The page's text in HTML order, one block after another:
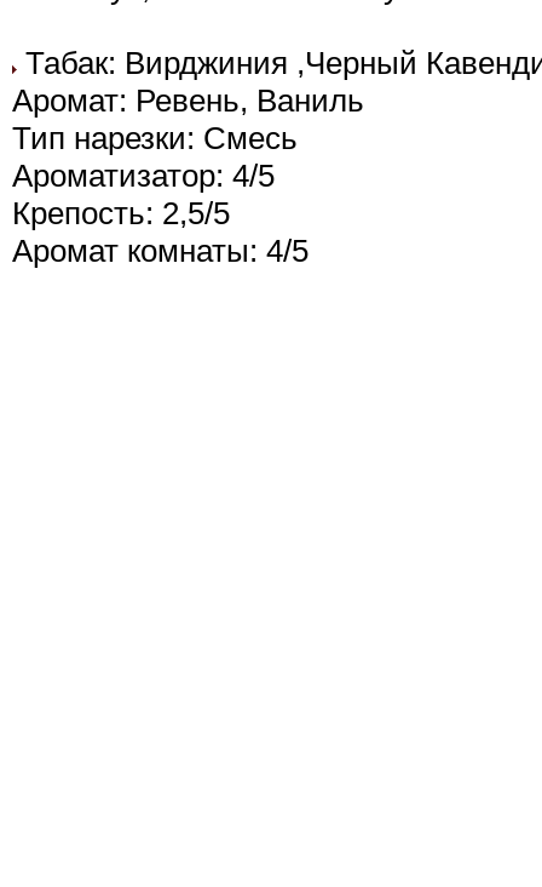
Табак: Вирджиния ,Черный
Аромат: Ревень, Ваниль
Тип нарезки: Смесь
Ароматизатор: 4/5
Крепость: 2,5/5
Аромат комнаты: 4/5